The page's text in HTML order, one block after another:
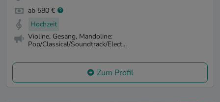
ab 580 €
Hochzeit
Violine, Gesang, Mandoline:
Pop/Classical/Soundtrack/Elect...
Zum Profil